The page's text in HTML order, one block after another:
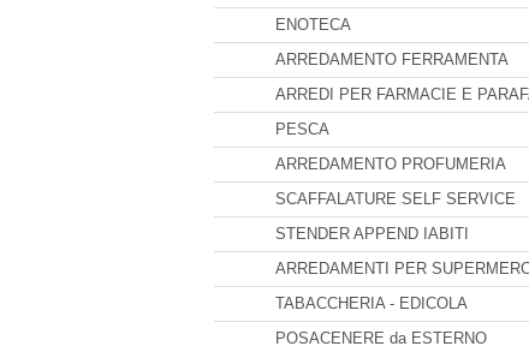
ENOTECA
ARREDAMENTO FERRAMENTA
ARREDI PER FARMACIE E
PESCA
ARREDAMENTO PROFUMERIA
SCAFFALATURE SELF SERVICE
STENDER APPEND IABITI
ARREDAMENTI PER
TABACCHERIA - EDICOLA
POSACENERE da ESTERNO